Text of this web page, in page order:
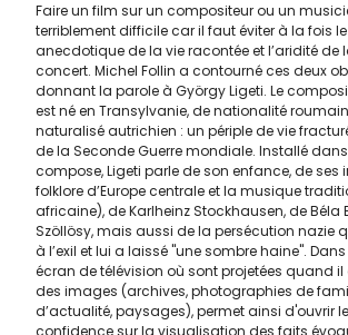
Faire un film sur un compositeur ou un
terriblement difficile car il faut éviter à la fois
anecdotique de la vie racontée et l’aridité de
concert. Michel Follin a contourné ces deux
donnant la parole à György Ligeti. Le
est né en Transylvanie, de nationalité
naturalisé autrichien : un périple de vie
de la Seconde Guerre mondiale. Installé
compose, Ligeti parle de son enfance, de ses
folklore d’Europe centrale et la musique
africaine), de Karlheinz Stockhausen, de Béla
Szöllösy, mais aussi de la persécution nazie
à l’exil et lui a laissé "une sombre haine".
écran de télévision où sont projetées quand il
des images (archives, photographies de
d’actualité, paysages), permet ainsi d'ouvrir